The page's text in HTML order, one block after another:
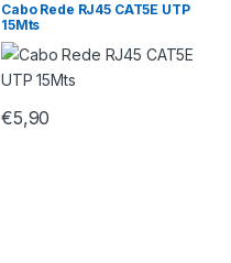
Cabo Rede RJ45 CAT5E UTP
15Mts
€5,90